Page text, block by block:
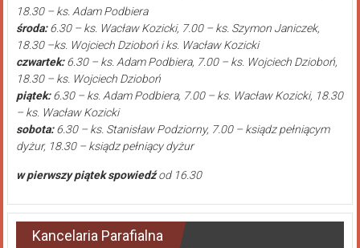
18.30 – ks. Adam Podbiera
środa:6.30 – ks. Wacław Kozicki, 7.00 – ks. Szymon Janiczek,
18.30 –ks. Wojciech Dzioboń i ks. Wacław Kozicki
czwartek:6.30 – ks. Adam Podbiera, 7.00 – ks. Wojciech Dzioboń,
18.30 – ks. Wojciech Dzioboń
piątek:6.30 – ks. Adam Podbiera, 7.00 – ks. Wacław Kozicki, 18.30
– ks. Wacław Kozicki
sobota:6.30 – ks. Stanisław Podziorny, 7.00 – ksiądz pełniącym
dyżur, 18.30 – ksiądz pełniący dyżur
w pierwszy piątek spowiedźod 16.30
Kancelaria Parafialna